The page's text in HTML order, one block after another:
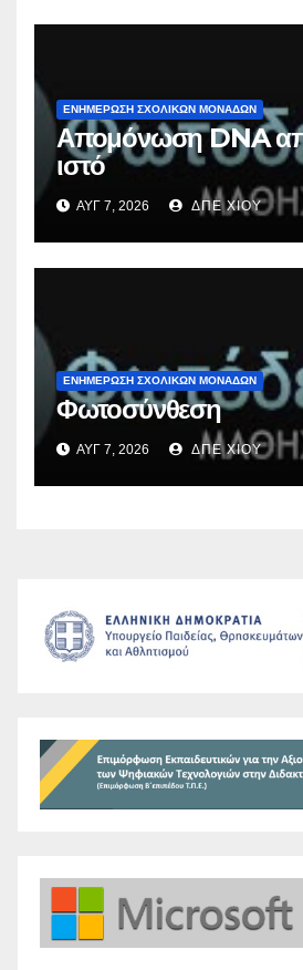
ΕΝΗΜΕΡΩΣΗ ΣΧΟΛΙΚΩΝ ΜΟΝΑΔΩΝ
Απομόνωση DNA
ιστό
ΑΥΓ 7, 2026 ΔΠΕ ΧΙΟΥ
ΕΝΗΜΕΡΩΣΗ ΣΧΟΛΙΚΩΝ ΜΟΝΑΔΩΝ
Φωτοσύνθεση
ΑΥΓ 7, 2026 ΔΠΕ ΧΙΟΥ